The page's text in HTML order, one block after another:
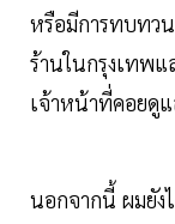
หรือมีการทบทวน
ร้านในกรุงเทพแ
เจ้าหน้าที่คอยดู
นอกจากนี้ ผมยัง